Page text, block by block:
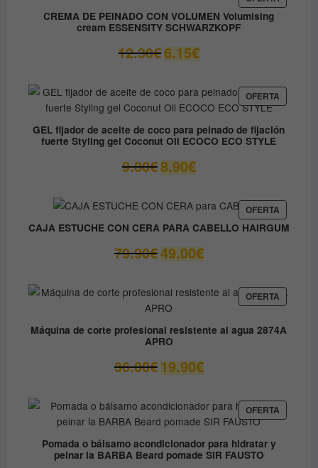
37.45€.
31.80€.
EN
CREMA DE PEINADO CON VOLUMEN Volumising
cream ESSENSITY SCHWARZKOPF
12.30€El
precio
era:
12.30€.
6.15€El
precio
es:
6.15€.
OFERTA
EN
GEL fijador de aceite de coco para peinado de fijación
fuerte Styling gel Coconut Oil ECOCO ECO STYLE
9.80€ El
precio
era:
9.80€.
8.90€El
precio
es:
8.90€.
OFERTA
EN
OFERTA
CAJA ESTUCHE CON CERA PARA CABELLO HAIRGUM
79.90€ El
precio
era:
79.90€.
49.00€El
precio
es:
OFERTA
EN
Máquina de corte profesional resistente al agua 2874A
APRO
36.00€ El
precio
era:
36.00€.
19.90€El
precio
es:
19.90€.
OFERTA
EN
Pomada o bálsamo acondicionador para hidratar y
peinar la BARBA Beard pomade SIR FAUSTO